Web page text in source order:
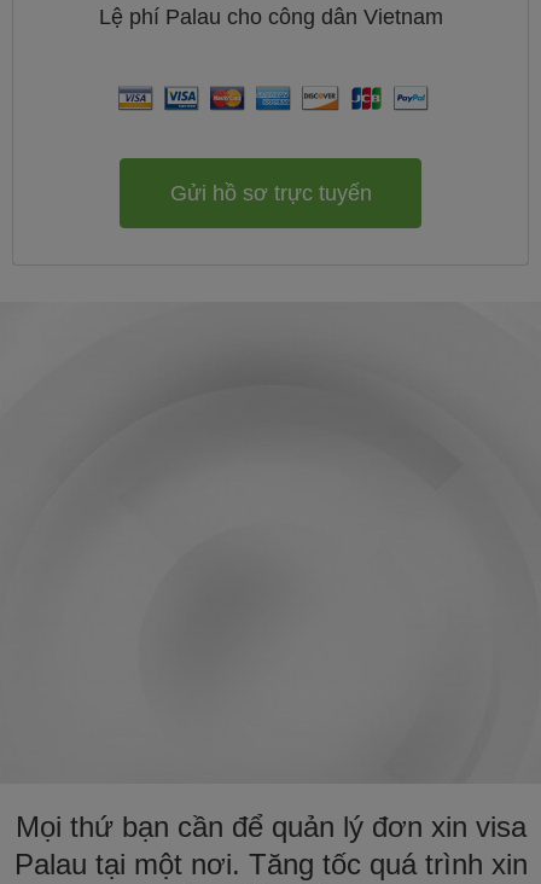
Lệ phí Palau cho công dân Vietnam
Gửi hồ sơ trực tuyến
Mọi thứ bạn cần để quản lý đơn xin visa
Palau tại một nơi. Tăng tốc quá trình xin